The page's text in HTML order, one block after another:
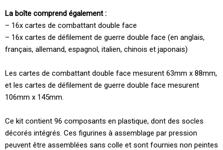
La boîte comprend également :
– 16x cartes de combattant double face
– 16x cartes de défilement de guerre double face (en anglais,
français, allemand, espagnol, italien, chinois et japonais)
Les cartes de combattant double face mesurent 63mm x 88mm,
et les cartes de défilement de guerre double face mesurent
106mm x 145mm.
Ce kit contient 96 composants en plastique, dont des socles
décorés intégrés. Ces figurines à assemblage par pression
peuvent être assemblées sans colle et sont fournies non peintes